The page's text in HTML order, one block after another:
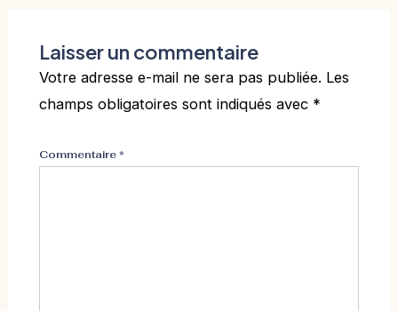
Laisser un commentaire
Votre adresse e-mail ne sera pas publiée. Les
champs obligatoires sont indiqués avec *
Commentaire*